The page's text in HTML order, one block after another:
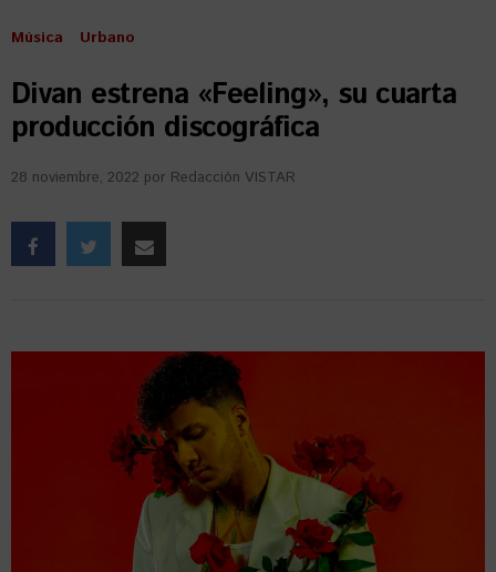
Música Urbano
Divan estrena «Feeling», su cuarta
producción discográfica
28 noviembre, 2022 por Redacción VISTAR